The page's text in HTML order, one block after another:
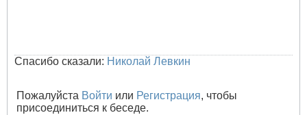
Спасибо сказали: Николай Левкин
Пожалуйста Войти или Регистрация, чтобы
присоединиться к беседе.